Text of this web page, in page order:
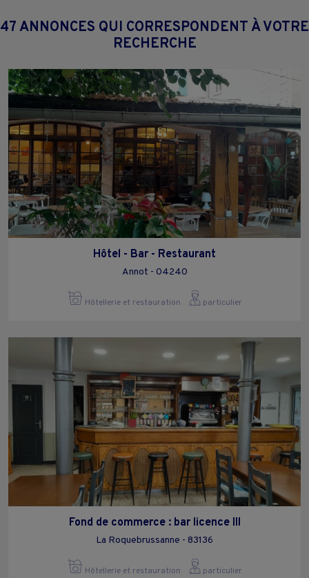
47 ANNONCES QUI CORRESPONDENT À VOTRE
RECHERCHE
Hôtel - Bar - Restaurant
Annot - 04240
Hôtellerie et restauration particulier
Fond de commerce : bar licence III
La Roquebrussanne - 83136
Hôtellerie et restauration particulier